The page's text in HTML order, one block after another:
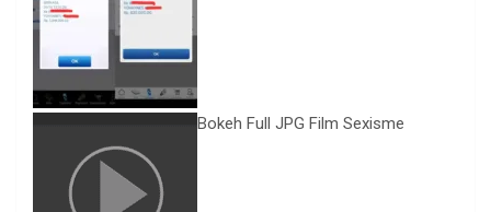
Bokeh Full JPG Film Sexisme